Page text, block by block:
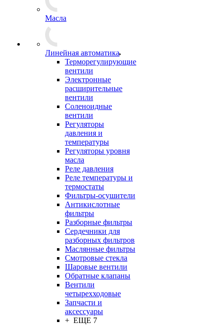
Масла
Линейная автоматика
Терморегулирующие
вентили
Электронные
расширительные
вентили
Соленоидные
вентили
Регуляторы
давления и
температуры
Регуляторы уровня
масла
Реле давления
Реле температуры и
термостаты
Фильтры-осушители
Антикислотные
фильтры
Разборные фильтры
Сердечники для
разборных фильтров
Маслянные фильтры
Смотровые стекла
Шаровые вентили
Обратные клапаны
Вентили
четырехходовые
Запчасти и
аксессуары
+ ЕЩЕ 7